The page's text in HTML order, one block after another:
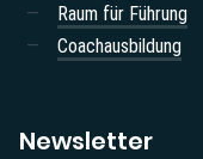
Raum für Führung
Coachausbildung
Newsletter